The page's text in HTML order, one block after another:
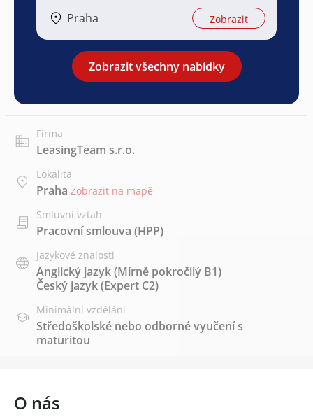
Praha Zobrazit
Zobrazit všechny nabídky
Firma
LeasingTeam s.r.o.
Lokalita
Praha Zobrazit na mapě
Smluvní vztah
Pracovní smlouva (HPP)
Jazykové znalosti
Anglický jazyk(Mírně pokročilý B1)
Český jazyk(Expert C2)
Minimální vzdělání
Středoškolské nebo odborné vyučení s
maturitou
O nás